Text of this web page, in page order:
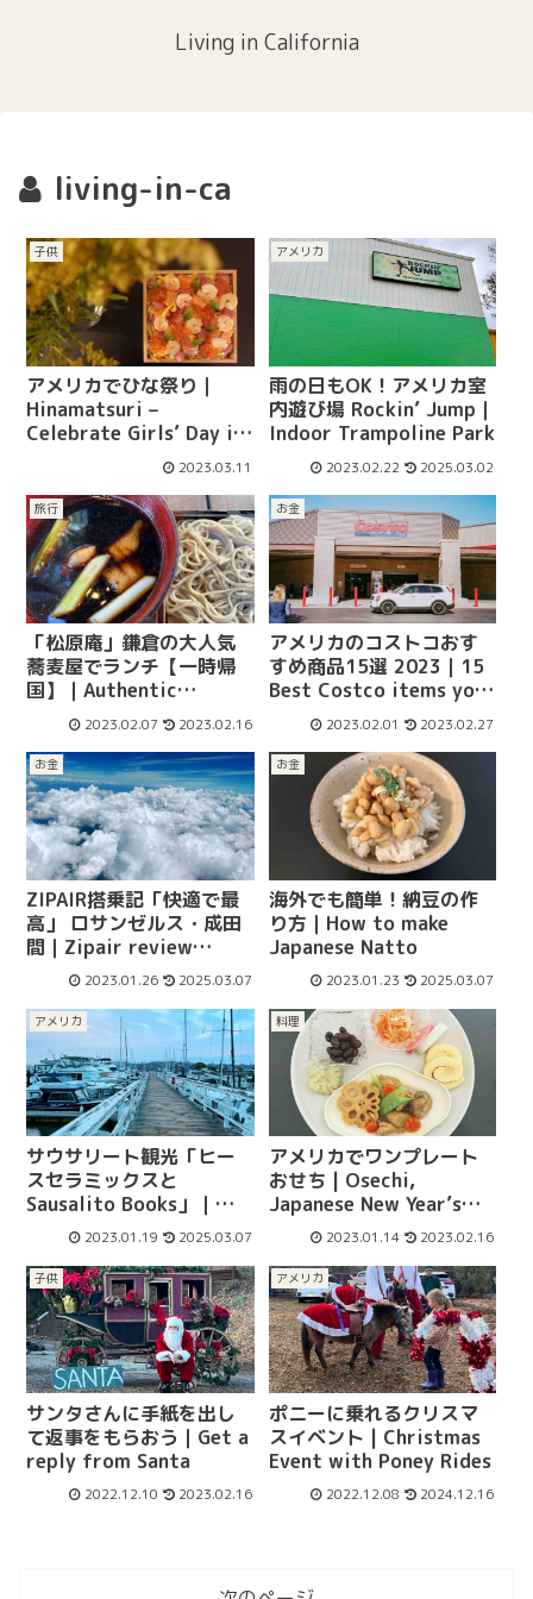
Living in California
living-in-ca
子供
アメリカでひな祭り｜
Hinamatsuri –
Celebrate Girls’ Day in
2023.03.11
アメリカ
雨の日もOK！アメリカ室
内遊び場 Rockin’ Jump｜
Indoor Trampoline Park
2023.02.22 2025.03.02
旅行
「松原庵」鎌倉の大人気
蕎麦屋でランチ【一時帰
国】｜Authentic
Japanese soba
restaurant in Kamakura
2023.02.07 2023.02.16
お金
アメリカのコストコおす
すめ商品15選 2023｜15
Best Costco items you
should buy in 2023
2023.02.01 2023.02.27
お金
ZIPAIR搭乗記「快適で最
高」 ロサンゼルス・成田
間｜Zipair review
(English translator
available)
2023.01.26 2025.03.07
お金
海外でも簡単！納豆の作
り方｜How to make
Japanese Natto
2023.01.23 2025.03.07
アメリカ
サウサリート観光「ヒー
スセラミックスと
Sausalito Books」｜
Heath Ceramics &
Sausalito Books in
Sausalito
2023.01.19 2025.03.07
料理
アメリカでワンプレート
おせち | Osechi,
Japanese New Year’s
Cuisine2023.01.14 2023.02.16
子供
サンタさんに手紙を出し
て返事をもらおう｜Get a
reply from Santa
2022.12.10 2023.02.16
アメリカ
ポニーに乗れるクリスマ
スイベント | Christmas
Event with Poney Rides
2022.12.08 2024.12.16